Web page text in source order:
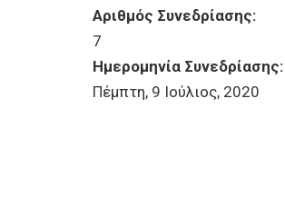
Αριθμός Συνεδρίασης:
7
Ημερομηνία Συνεδρίασης:
Πέμπτη, 9 Ιούλιος, 2020